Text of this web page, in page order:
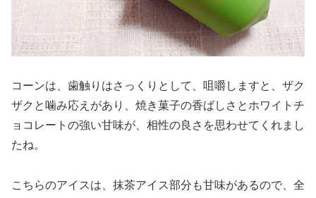
コーンは、歯触りはさっくりとして、咀嚼しますと、ザク
ザクと噛み応えがあり、焼き菓子の香ばしさとホワイトチ
ョコレートの強い甘味が、相性の良さを思わせてくれまし
たね。
こちらのアイスは、抹茶アイス部分も甘味があるので、全